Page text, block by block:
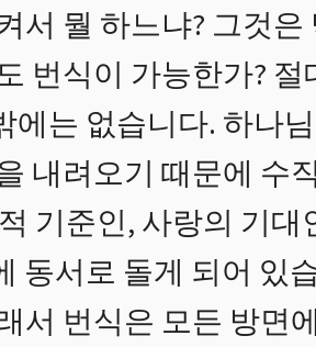
서 뭘 하느냐? 그것
번식이 가능한가?
에는 없습니다. 하나
내려오기 때문에 수
기준인, 사랑의 기
동서로 돌게 되어 있
서 번식은 모든 방면